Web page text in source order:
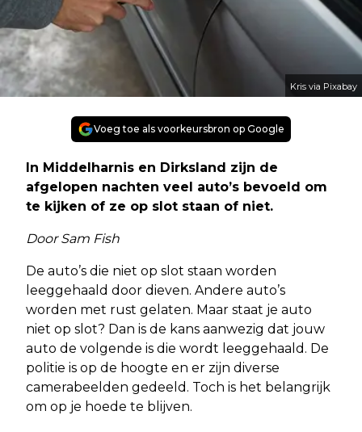
Kris via Pixabay
Voeg toe als voorkeursbron op Google
In Middelharnis en Dirksland zijn de
afgelopen nachten veel auto’s bevoeld om
te kijken of ze op slot staan of niet.
Door Sam Fish
De auto’s die niet op slot staan worden
leeggehaald door dieven. Andere auto’s
worden met rust gelaten. Maar staat je auto
niet op slot? Dan is de kans aanwezig dat jouw
auto de volgende is die wordt leeggehaald. De
politie is op de hoogte en er zijn diverse
camerabeelden gedeeld. Toch is het belangrijk
om op je hoede te blijven.